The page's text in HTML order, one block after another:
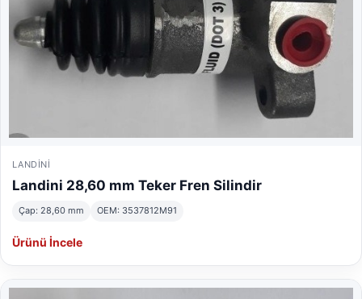
LANDINI
Landini 28,60 mm Teker Fren Silindir
Çap: 28,60 mm OEM: 3537812M91
Ürünü İncele